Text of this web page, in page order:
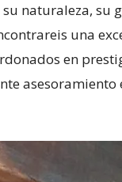
su naturaleza, su
una
en
asesoramiento